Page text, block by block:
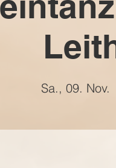
Sa., 09. Nov.